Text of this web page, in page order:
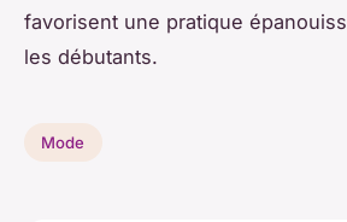
favorisent une pratique
les débutants.
Mode